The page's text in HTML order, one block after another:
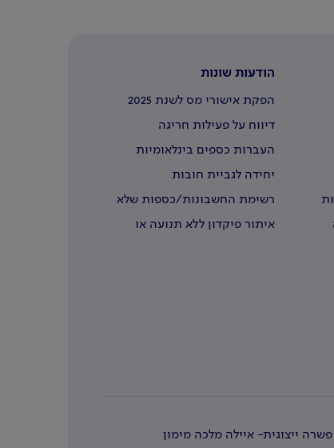
הודעות שונות
הפקת אישורי מס לשנת 2025
דיווח על פעילות חריגה
העברות כספים בינלאומיות
יחידה לגביית חובות
רשימת החשבונות/כספות שלא
איתור פיקדון ללא תנועה או
ייצוגית- איילה מלכה מימון